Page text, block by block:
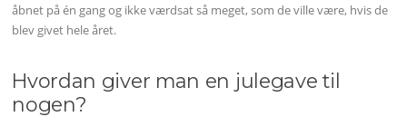
åbnet på én gang og ikke værdsat så meget, som de ville være, hvis de
blev givet hele året.
Hvordan giver man en julegave til
nogen?